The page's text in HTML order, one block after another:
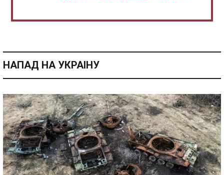
НАПАД НА УКРАІНУ